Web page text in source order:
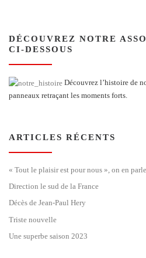
DÉCOUVREZ NOTRE
CI-DESSOUS
Découvrez l’histoire de
panneaux retraçant les moments forts.
ARTICLES RÉCENTS
« Tout le plaisir est pour nous », on en
Direction le sud de la France
Décès de Jean-Paul Hery
Triste nouvelle
Une superbe saison 2023